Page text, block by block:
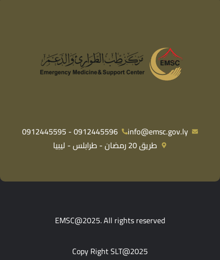
info@emsc.gov.ly
0912445596 - 0912445595
طريق 20 رمضان - طرابلس - ليبيا
EMSC@2025. All rights reserved
Copy Right SLT@2025